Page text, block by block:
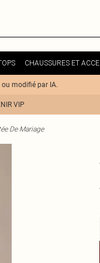
CHAUSSURES ET
modifié par IA.
VIP
De Mariage